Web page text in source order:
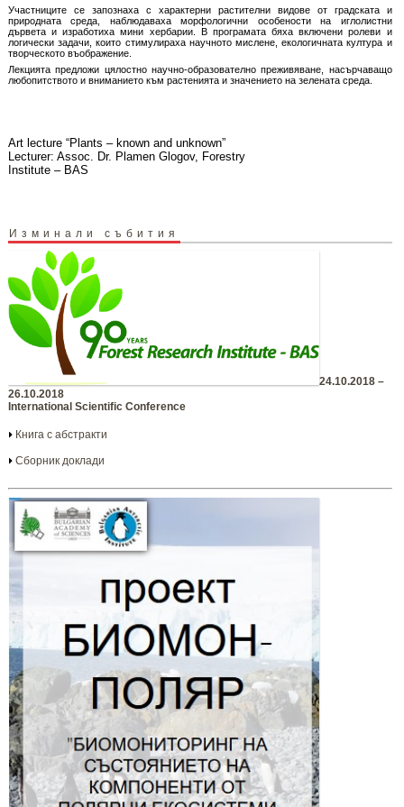
Участниците се запознаха с характерни растителни видове от градската и
природната среда, наблюдаваха морфологични особености на иглолистни
дървета и изработиха мини хербарии. В програмата бяха включени ролеви и
логически задачи, които стимулираха научното мислене, екологичната култура и
творческото въображение.
Лекцията предложи цялостно научно-образователно преживяване, насърчаващо
любопитството и вниманието към растенията и значението на зелената среда.
Art lecture “Plants – known and unknown”
Lecturer: Assoc. Dr. Plamen Glogov, Forestry
Institute – BAS
Изминали събития
24.10.2018 –
26.10.2018
International Scientific Conference
Книга с абстракти
Сборник доклади